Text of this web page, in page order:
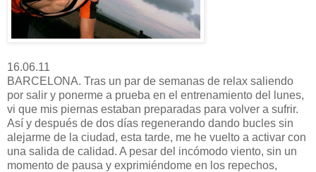
16.06.11
BARCELONA. Tras un par de semanas de relax saliendo
por salir y ponerme a prueba en el entrenamiento del lunes,
vi que mis piernas estaban preparadas para volver a sufrir.
Así y después de dos días regenerando dando bucles sin
alejarme de la ciudad, esta tarde, me he vuelto a activar con
una salida de calidad. A pesar del incómodo viento, sin un
momento de pausa y exprimiéndome en los repechos,